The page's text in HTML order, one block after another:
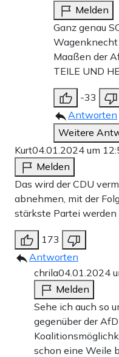
Melden
Ganz genau
Wagenknecht
Maaßen der
TEILE UND
-33
Antworten
Weitere
Kurt04.01.2024 um
Melden
Das wird der CDU
abnehmen, mit der
stärkste Partei werden
173
Antworten
chrila04.01.2024
Melden
Sehe ich auch so
gegenüber der
schon eine Weile